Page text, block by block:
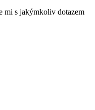
mi s jakýmkoliv dotazem